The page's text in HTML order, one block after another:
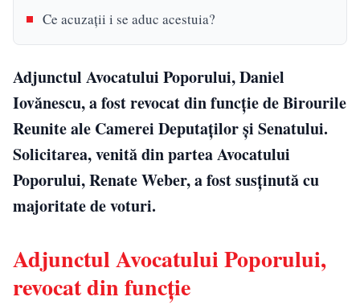
Ce acuzații i se aduc acestuia?
Adjunctul Avocatului Poporului, Daniel
Iovănescu, a fost revocat din funcție de Birourile
Reunite ale Camerei Deputaților și Senatului.
Solicitarea, venită din partea Avocatului
Poporului, Renate Weber, a fost susținută cu
majoritate de voturi.
Adjunctul Avocatului Poporului,
revocat din funcție